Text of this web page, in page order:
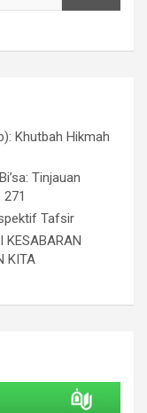
Khutbah Hikmah
Tinjauan
Tafsir
KESABARAN
KITA